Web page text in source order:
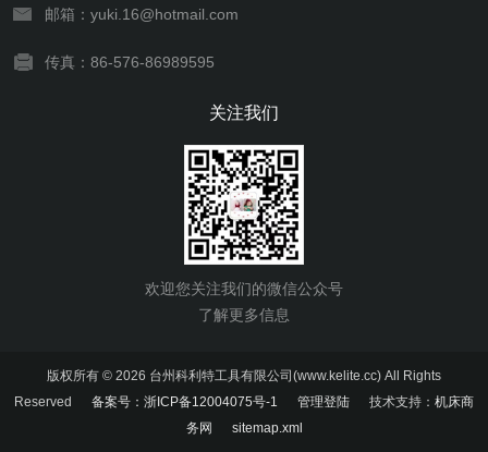
邮箱：yuki.16@hotmail.com
传真：86-576-86989595
关注我们
欢迎您关注我们的微信公众号
了解更多信息
版权所有 © 2026 台州科利特工具有限公司(www.kelite.cc) All Rights
Reserved 备案号：浙ICP备12004075号-1 管理登陆 技术支持： 机床商
务网
sitemap.xml